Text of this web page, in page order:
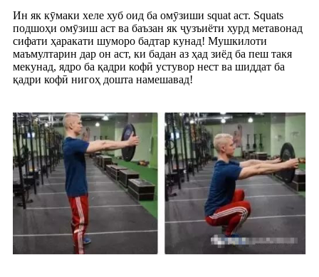
Ин як кӯмаки хеле хуб оид ба омӯзиши squat аст. Squats
подшоҳи омӯзиш аст ва баъзан як ҷузъиёти хурд метавонад
сифати ҳаракати шуморо бадтар кунад! Мушкилоти
маъмултарин дар он аст, ки бадан аз ҳад зиёд ба пеш такя
мекунад, ядро ​​​​ба қадри кофӣ устувор нест ва шиддат ба
қадри кофӣ нигоҳ дошта намешавад!